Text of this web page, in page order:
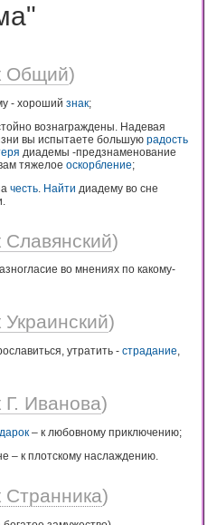
Общий)
- хороший знак;
вознаграждены. Надевая
вы испытаете большую радость
диадемы -предзнаменование
тяжелое оскорбление;
честь Найти диадему во сне
Славянский)
во мнениях по какому-
)
утратить - страдание,
Г. Иванова)
– к любовному приключению;
– к плотскому наслаждению.
Странника)